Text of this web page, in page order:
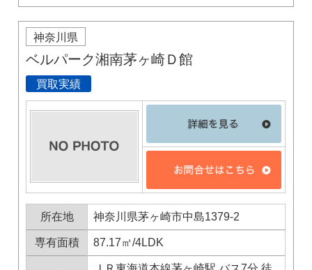
東京本社
関西支社
神奈川県
ベルパーク湘南茅ヶ崎Ｄ館
買取実績
所在地 神奈川県茅ヶ崎市中島1379-2
専有面積 87.17㎡/4LDK